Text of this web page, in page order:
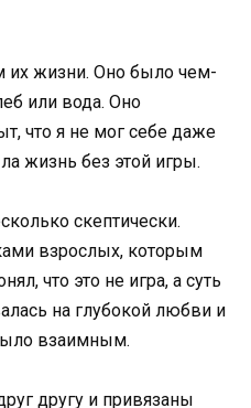
их жизни. Оно было чем-
или вода. Оно
что я не мог себе даже
жизнь без этой игры.
скептически.
взрослых, которым
что это не игра, а суть
на глубокой любви и
взаимным.
другу и привязаны